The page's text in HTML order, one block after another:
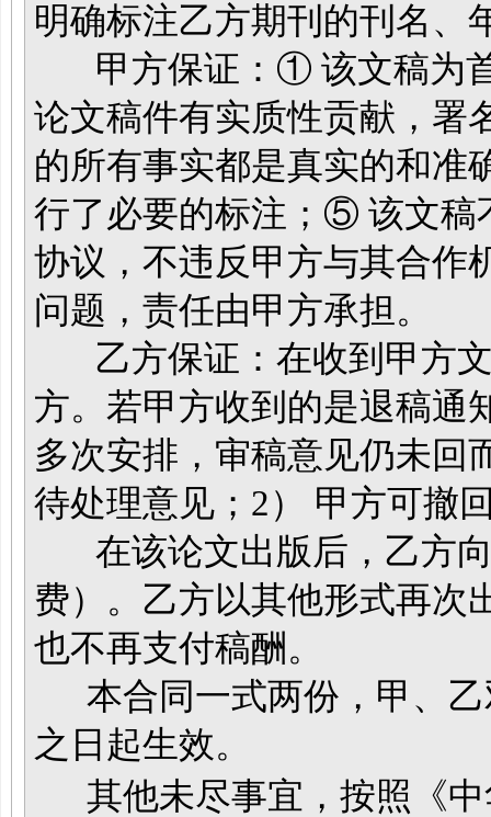
明确标注乙方期刊的刊名、
甲方保证：① 该文稿为
论文稿件有实质性贡献，
的所有事实都是真实的和
行了必要的标注；⑤ 该文稿
协议，不违反甲方与其合作
问题，责任由甲方承担。
乙方保证：在收到甲方文
方。若甲方收到的是退稿通
多次安排，审稿意见仍未回
待处理意见；2） 甲方可撤
在该论文出版后，乙方向
费）。乙方以其他形式再次
也不再支付稿酬。
本合同一式两份，甲、乙
之日起生效。
其他未尽事宜，按照《中